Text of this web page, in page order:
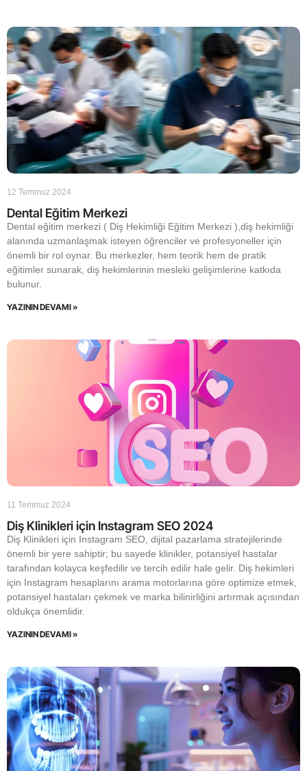
12 Temmuz 2024
Dental Eğitim Merkezi
Dental eğitim merkezi ( Diş Hekimliği Eğitim Merkezi ),diş hekimliği
alanında uzmanlaşmak isteyen öğrenciler ve profesyoneller için
önemli bir rol oynar. Bu merkezler, hem teorik hem de pratik
eğitimler sunarak, diş hekimlerinin mesleki gelişimlerine katkıda
bulunur.
YAZININ DEVAMI »
11 Temmuz 2024
Diş Klinikleri için Instagram SEO 2024
Diş Klinikleri için Instagram SEO, dijital pazarlama stratejilerinde
önemli bir yere sahiptir; bu sayede klinikler, potansiyel hastalar
tarafından kolayca keşfedilir ve tercih edilir hale gelir. Diş hekimleri
için Instagram hesaplarını arama motorlarına göre optimize etmek,
potansiyel hastaları çekmek ve marka bilinirliğini artırmak açısından
oldukça önemlidir.
YAZININ DEVAMI »